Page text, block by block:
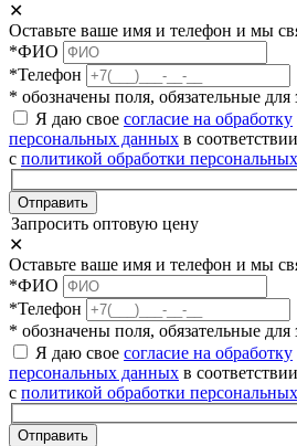
✕
Оставьте ваше имя и телефон и мы
*ФИО
*Телефон
* обозначены поля, обязательные для
Я даю свое согласие на обработку
персональных данных в соответствии
с политикой обработки
Отправить
Запросить оптовую цену
✕
Оставьте ваше имя и телефон и мы
*ФИО
*Телефон
* обозначены поля, обязательные для
Я даю свое согласие на обработку
персональных данных в соответствии
с политикой обработки
Отправить